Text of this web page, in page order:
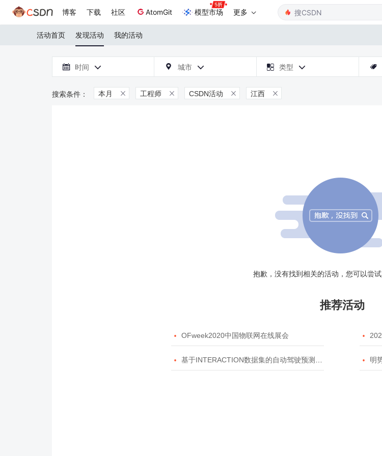
博客 下载 社区 AtomGit 模型市场 更多
活动首页 发现活动 我的活动
 时间   城市   类型  
本月  工程师  CSDN活动  江西 
抱歉，没有找到相关的活动，您可以尝
推荐活动
 OFweek2020中国物联网在线展会 
 基于INTERACTION数据集的自动驾驶预测模型挑战赛  明